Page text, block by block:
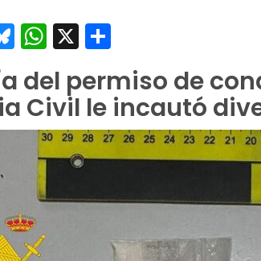
Bluesky
WhatsApp
X
del permiso de
Civil le incautó